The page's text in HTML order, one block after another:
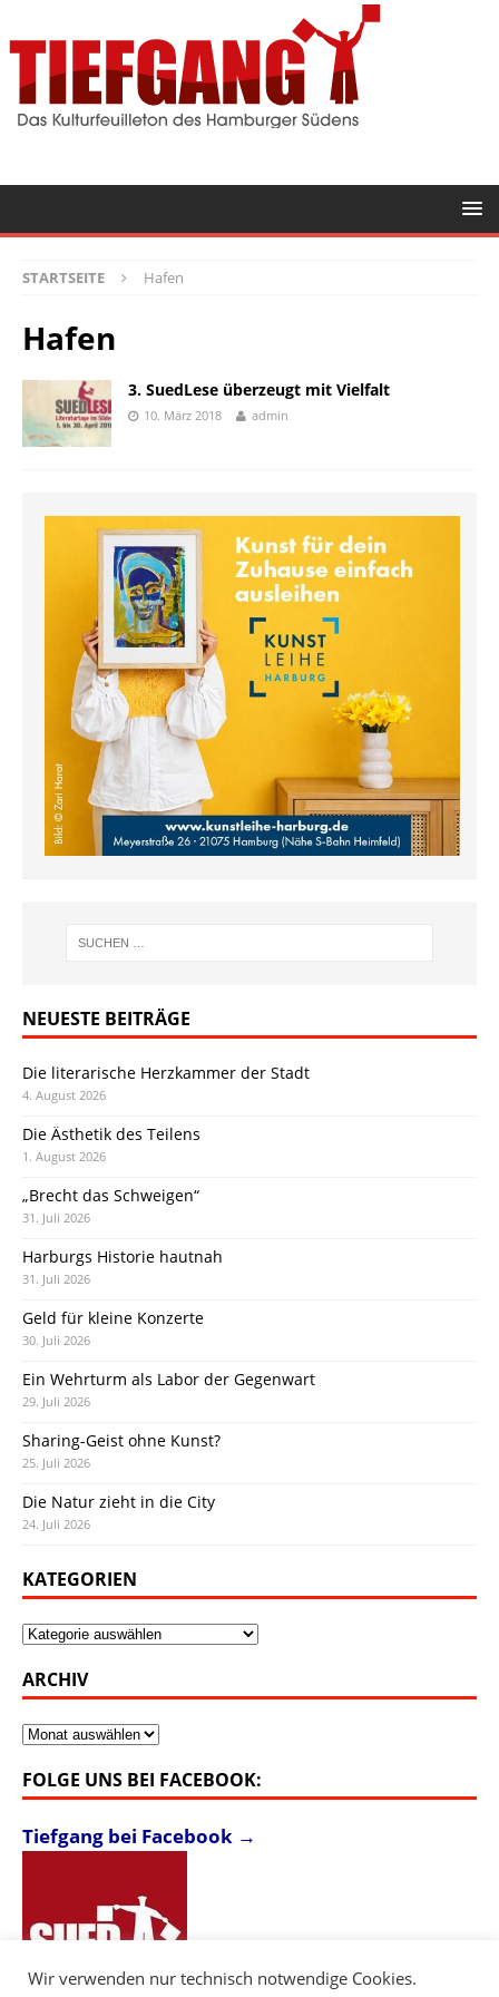
STARTSEITE Hafen
Hafen
3. SuedLese überzeugt mit Vielfalt
10. März 2018 admin
NEUESTE BEITRÄGE
Die literarische Herzkammer der Stadt
4. August 2026
Die Ästhetik des Teilens
1. August 2026
„Brecht das Schweigen“
31. Juli 2026
Harburgs Historie hautnah
31. Juli 2026
Geld für kleine Konzerte
30. Juli 2026
Ein Wehrturm als Labor der Gegenwart
29. Juli 2026
Sharing-Geist ohne Kunst?
25. Juli 2026
Die Natur zieht in die City
24. Juli 2026
KATEGORIEN
Kategorien
ARCHIV
Archiv
FOLGE UNS BEI FACEBOOK:
Tiefgang bei Facebook →
Wir verwenden nur technisch notwendige Cookies.